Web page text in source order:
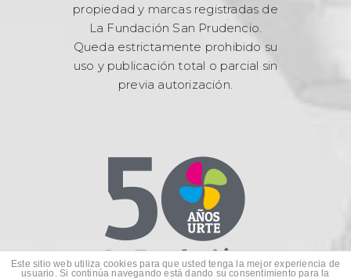
propiedad y marcas registradas de
La Fundación San Prudencio.
Queda estrictamente prohibido su
uso y publicación total o parcial sin
previa autorización.
Este sitio web utiliza cookies para que usted tenga la mejor experiencia de
usuario. Si continúa navegando está dando su consentimiento para la